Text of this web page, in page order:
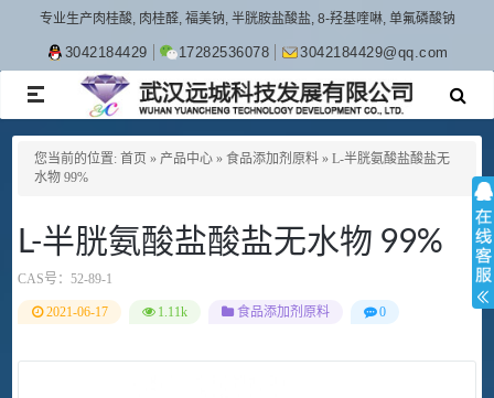
专业生产肉桂酸, 肉桂醛, 福美钠, 半胱胺盐酸盐, 8-羟基喹啉, 单氟磷酸钠
3042184429 17282536078 3042184429@qq.com
TOGGLE
NAVIGATION
您当前的位置: 首页 » 产品中心 » 食品添加剂原料 » L-半胱氨酸盐酸盐无
水物 99%
L-半胱氨酸盐酸盐无水物 99%
CAS号： 52-89-1
2021-06-17 1.11k 食品添加剂原料 0